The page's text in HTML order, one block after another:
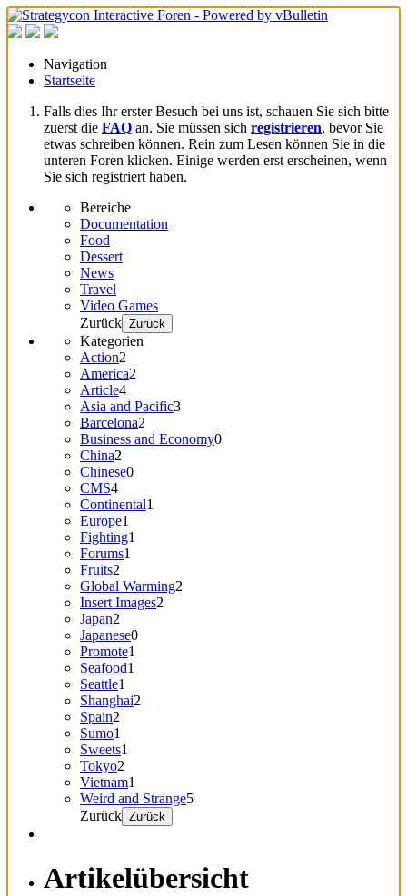
Navigation
Startseite
Falls dies Ihr erster Besuch bei uns ist, schauen Sie sich bitte
zuerst die FAQ an. Sie müssen sich registrieren, bevor Sie
etwas schreiben können. Rein zum Lesen können Sie in die
unteren Foren klicken. Einige werden erst erscheinen, wenn
Sie sich registriert haben.
Bereiche
Documentation
Food
Dessert
News
Travel
Video Games
Zurück Zurück
Kategorien
Action2
America2
Article4
Asia and Pacific3
Barcelona2
Business and Economy0
China2
Chinese0
CMS4
Continental1
Europe1
Fighting1
Forums1
Fruits2
Global Warming2
Insert Images2
Japan2
Japanese0
Promote1
Seafood1
Seattle1
Shanghai2
Spain2
Sumo1
Sweets1
Tokyo2
Vietnam1
Weird and Strange5
Zurück Zurück
Artikelübersicht